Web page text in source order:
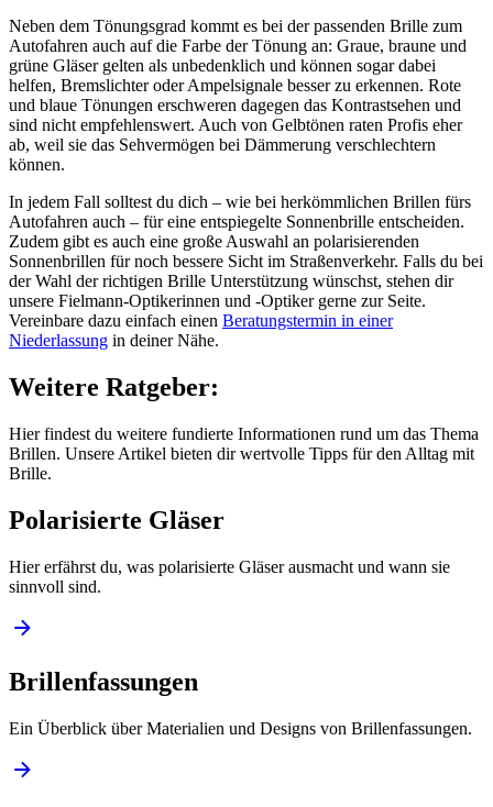
Neben dem Tönungsgrad kommt es bei der passenden Brille zum
Autofahren auch auf die Farbe der Tönung an: Graue, braune und
grüne Gläser gelten als unbedenklich und können sogar dabei
helfen, Bremslichter oder Ampelsignale besser zu erkennen. Rote
und blaue Tönungen erschweren dagegen das Kontrastsehen und
sind nicht empfehlenswert. Auch von Gelbtönen raten Profis eher
ab, weil sie das Sehvermögen bei Dämmerung verschlechtern
können.
In jedem Fall solltest du dich – wie bei herkömmlichen Brillen fürs
Autofahren auch – für eine entspiegelte Sonnenbrille entscheiden.
Zudem gibt es auch eine große Auswahl an polarisierenden
Sonnenbrillen für noch bessere Sicht im Straßenverkehr. Falls du bei
der Wahl der richtigen Brille Unterstützung wünschst, stehen dir
unsere Fielmann-Optikerinnen und -Optiker gerne zur Seite.
Vereinbare dazu einfach einen Beratungstermin in einer
Niederlassung in deiner Nähe.
Weitere Ratgeber:
Hier findest du weitere fundierte Informationen rund um das Thema
Brillen. Unsere Artikel bieten dir wertvolle Tipps für den Alltag mit
Brille.
Polarisierte Gläser
Hier erfährst du, was polarisierte Gläser ausmacht und wann sie
sinnvoll sind.
Brillenfassungen
Ein Überblick über Materialien und Designs von Brillenfassungen.